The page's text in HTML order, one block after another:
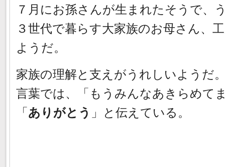
７月にお孫さんが生まれたそうで、
３世代で暮らす大家族のお母さん、
ようだ。
家族の理解と支えがうれしいようだ
言葉では、「もうみんなあきらめて
「ありがとう 」と伝えている。